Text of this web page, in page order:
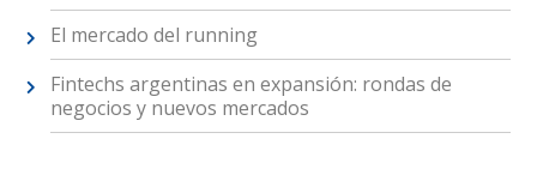
El mercado del running
Fintechs argentinas en expansión: rondas de
negocios y nuevos mercados